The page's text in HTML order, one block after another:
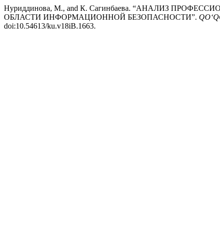
Нуриддинова, М., and К. Сагинбаева. “АНАЛИЗ
ОБЛАСТИ ИНФОРМАЦИОННОЙ БЕЗОПАСНОСТИ”.
doi:10.54613/ku.v18iB.1663.